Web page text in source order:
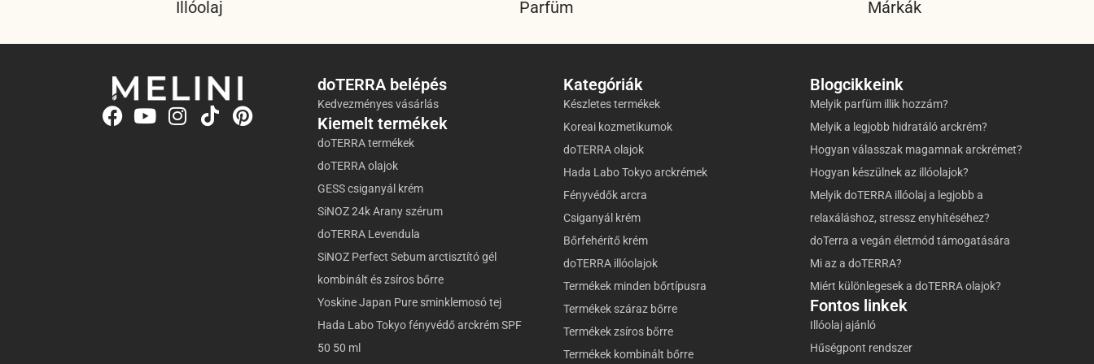
Illóolaj Parfüm Márkák
doTERRA belépés
Kedvezményes vásárlás
Kiemelt termékek
doTERRA termékek
doTERRA olajok
GESS csiganyál krém
SiNOZ 24k Arany szérum
doTERRA Levendula
SiNOZ Perfect Sebum arctisztító gél
kombinált és zsíros bőrre
Yoskine Japan Pure sminklemosó tej
Hada Labo Tokyo fényvédő arckrém SPF
50 50 ml
Kategóriák
Készletes termékek
Koreai kozmetikumok
doTERRA olajok
Hada Labo Tokyo arckrémek
Fényvédők arcra
Csiganyál krém
Bőrfehérítő krém
doTERRA illóolajok
Termékek minden bőrtípusra
Termékek száraz bőrre
Termékek zsíros bőrre
Termékek kombinált bőrre
Blogcikkeink
Melyik parfüm illik hozzám?
Melyik a legjobb hidratáló arckrém?
Hogyan válasszak magamnak arckrémet?
Hogyan készülnek az illóolajok?
Melyik doTERRA illóolaj a legjobb a
relaxáláshoz, stressz enyhítéséhez?
doTerra a vegán életmód támogatására
Mi az a doTERRA?
Miért különlegesek a doTERRA olajok?
Fontos linkek
Illóolaj ajánló
Hűségpont rendszer